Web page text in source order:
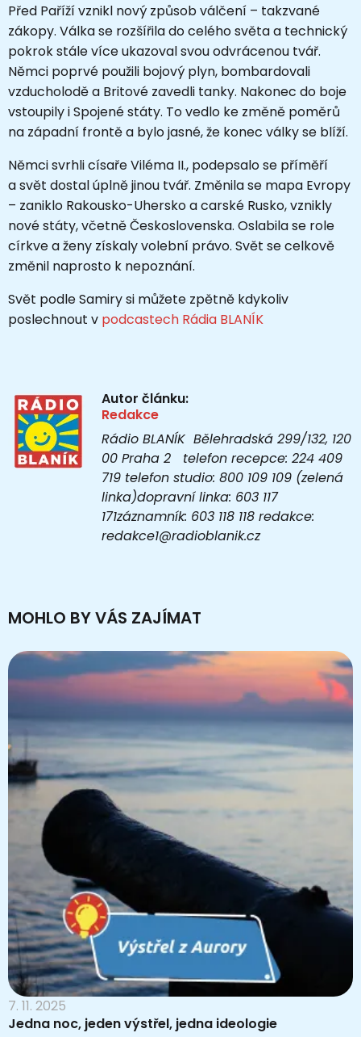
Před Paříží vznikl nový způsob válčení – takzvané
zákopy. Válka se rozšířila do celého světa a technický
pokrok stále více ukazoval svou odvrácenou tvář.
Němci poprvé použili bojový plyn, bombardovali
vzducholodě a Britové zavedli tanky. Nakonec do boje
vstoupily i Spojené státy. To vedlo ke změně poměrů
na západní frontě a bylo jasné, že konec války se blíží.
Němci svrhli císaře Viléma II., podepsalo se příměří
a svět dostal úplně jinou tvář. Změnila se mapa Evropy
– zaniklo Rakousko-Uhersko a carské Rusko, vznikly
nové státy, včetně Československa. Oslabila se role
církve a ženy získaly volební právo. Svět se celkově
změnil naprosto k nepoznání.
Svět podle Samiry si můžete zpětně kdykoliv
poslechnout v podcastech Rádia BLANÍK
Autor článku:
Redakce
Rádio BLANÍK Bělehradská 299/132, 120
00 Praha 2 telefon recepce: 224 409
719 telefon studio: 800 109 109 (zelená
linka)dopravní linka: 603 117
171záznamník: 603 118 118 redakce:
redakce1@radioblanik.cz
MOHLO BY VÁS ZAJÍMAT
7. 11. 2025
Jedna noc, jeden výstřel, jedna ideologie